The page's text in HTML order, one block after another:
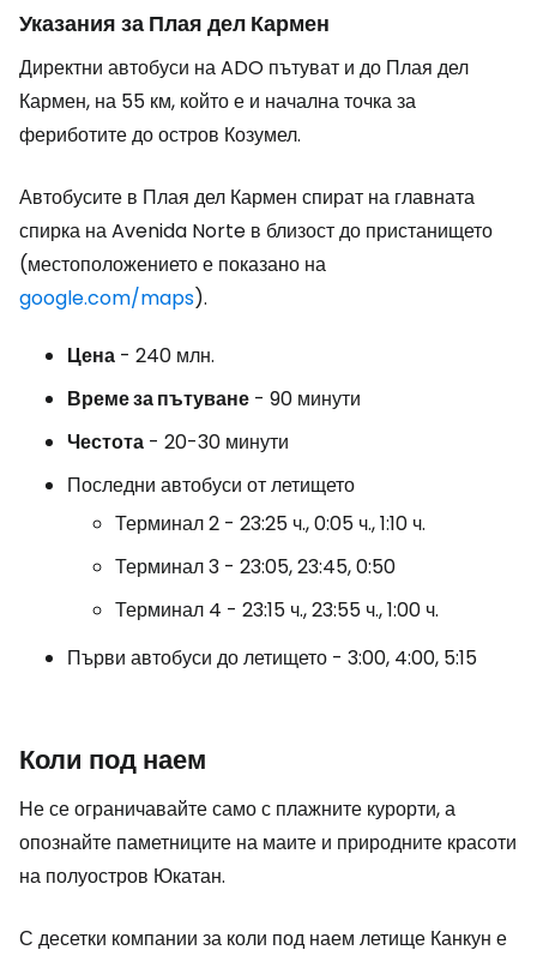
Указания за Плая дел Кармен
Директни автобуси на ADO пътуват и до Плая дел
Кармен, на 55 км, който е и начална точка за
фериботите до остров Козумел.
Автобусите в Плая дел Кармен спират на главната
спирка на Avenida Norte в близост до пристанището
(местоположението е показано на
google.com/maps).
Цена - 240 млн.
Време за пътуване - 90 минути
Честота - 20-30 минути
Последни автобуси от летището
Терминал 2 - 23:25 ч., 0:05 ч., 1:10 ч.
Терминал 3 - 23:05, 23:45, 0:50
Терминал 4 - 23:15 ч., 23:55 ч., 1:00 ч.
Първи автобуси до летището - 3:00, 4:00, 5:15
Коли под наем
Не се ограничавайте само с плажните курорти, а
опознайте паметниците на маите и природните красоти
на полуостров Юкатан.
С десетки компании за коли под наем летище Канкун е